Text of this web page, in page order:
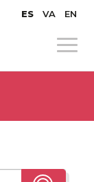
ES VA EN